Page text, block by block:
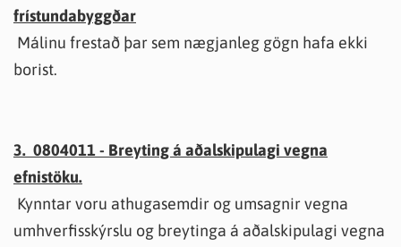
frístundabyggðar
Málinu frestað þar sem nægjanleg gögn hafa ekki
borist.
3. 0804011 - Breyting á aðalskipulagi vegna
efnistöku.
Kynntar voru athugasemdir og umsagnir vegna
umhverfisskýrslu og breytinga á aðalskipulagi vegna